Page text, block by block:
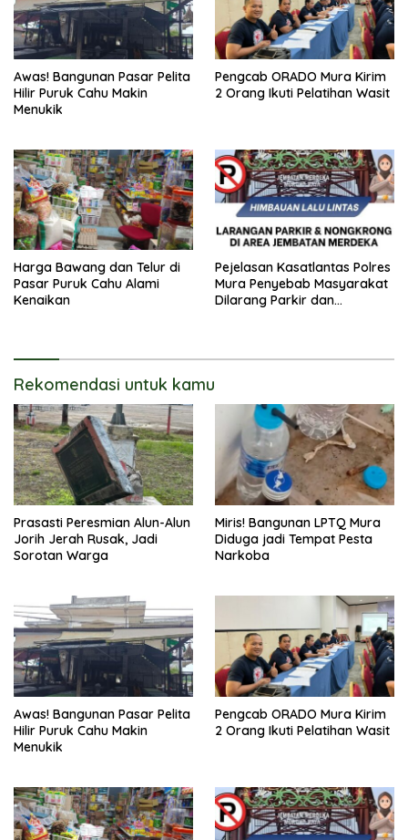
Awas! Bangunan Pasar Pelita
Hilir Puruk Cahu Makin
Menukik
Pengcab ORADO Mura Kirim
2 Orang Ikuti Pelatihan Wasit
Harga Bawang dan Telur di
Pasar Puruk Cahu Alami
Kenaikan
Pejelasan Kasatlantas Polres
Mura Penyebab Masyarakat
Dilarang Parkir dan
Rekomendasi untuk kamu
Prasasti Peresmian Alun-Alun
Jorih Jerah Rusak, Jadi
Sorotan Warga
Miris! Bangunan LPTQ Mura
Diduga jadi Tempat Pesta
Narkoba
Awas! Bangunan Pasar Pelita
Hilir Puruk Cahu Makin
Menukik
Pengcab ORADO Mura Kirim
2 Orang Ikuti Pelatihan Wasit